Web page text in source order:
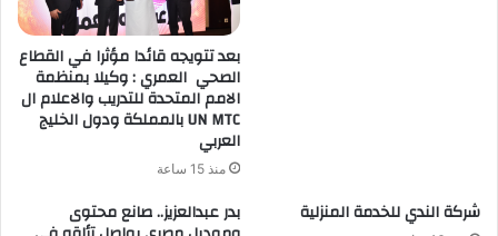
بعد تتويجه قائدا مؤثرا في القطاع
الصحي العمري : وكيلا بمنظمة
الامم المتحدة للتدريب والاعلام ال
UN MTC بالمملكة ودول الخليج
العربي
منذ 15 ساعة
شركة الندي للخدمة المنزلية بدر عبدالعزيز.. صانع محتوى